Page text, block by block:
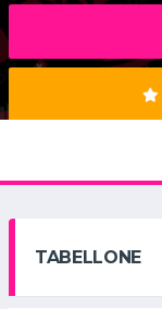
TABELLONE